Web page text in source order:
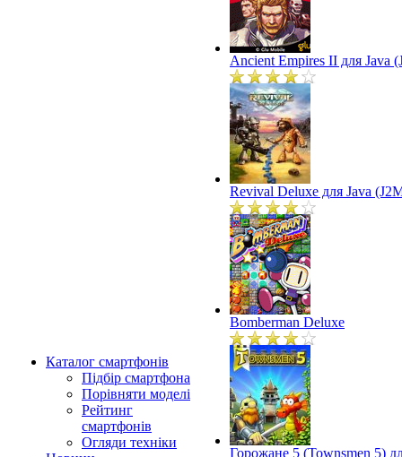
Каталог смартфонів
Підбір смартфона
Порівняти моделі
Рейтинг
смартфонів
Огляди техніки
Ancient Empires II для Java
Revival Deluxe для Java
Bomberman Deluxe
Горожане 5 (Townsmen 5)